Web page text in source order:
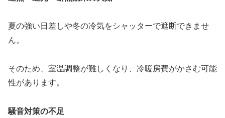
夏の強い日差しや冬の冷気をシャッターで遮断できませ
ん。
そのため、室温調整が難しくなり、冷暖房費がかさむ可能
性があります。
騒音対策の不足